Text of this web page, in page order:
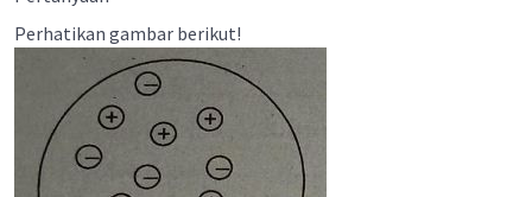
Perhatikan gambar berikut!